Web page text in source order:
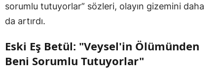
sorumlu tutuyorlar” sözleri, olayın gizemini daha
da artırdı.
Eski Eş Betül: "Veysel'in Ölümünden
Beni Sorumlu Tutuyorlar"